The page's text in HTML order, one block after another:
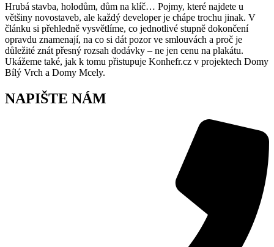
Hrubá stavba, holodům, dům na klíč… Pojmy, které najdete u
většiny novostaveb, ale každý developer je chápe trochu jinak. V
článku si přehledně vysvětlíme, co jednotlivé stupně dokončení
opravdu znamenají, na co si dát pozor ve smlouvách a proč je
důležité znát přesný rozsah dodávky – ne jen cenu na plakátu.
Ukážeme také, jak k tomu přistupuje Konhefr.cz v projektech Domy
Bílý Vrch a Domy Mcely.
NAPIŠTE NÁM